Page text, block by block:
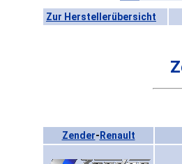
Zur Herstellerübersicht
Zender- Renault